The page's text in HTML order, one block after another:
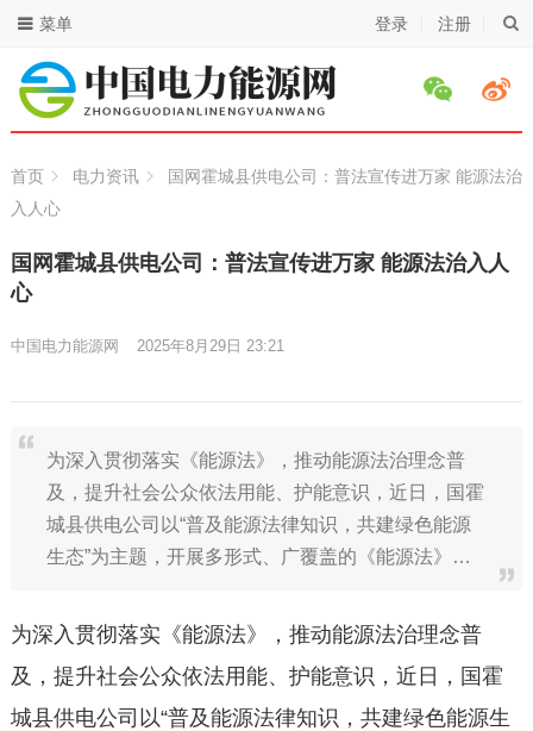
登录 注册
菜单
首页 电力资讯
国网霍城县供电公司：普法宣传进万家 能源法治
入人心
国网霍城县供电公司：普法宣传进万家 能源法治入人
心
中国电力能源网 2025年8月29日 23:21
为深入贯彻落实《能源法》，推动能源法治理念普
及，提升社会公众依法用能、护能意识，近日，国霍
城县供电公司以“普及能源法律知识，共建绿色能源
生态”为主题，开展多形式、广覆盖的《能源法》…
为深入贯彻落实《能源法》，推动能源法治理念普
及，提升社会公众依法用能、护能意识，近日，国霍
城县供电公司以“普及能源法律知识，共建绿色能源生